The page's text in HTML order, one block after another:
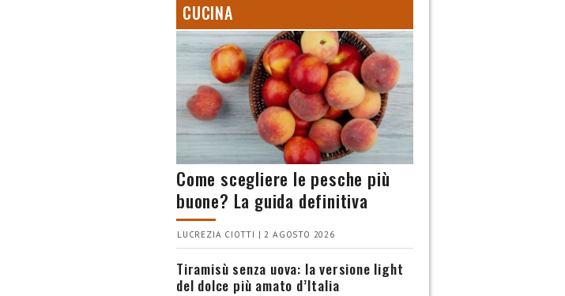
CUCINA
Come scegliere le pesche più
buone? La guida definitiva
LUCREZIA CIOTTI | 2 AGOSTO 2026
Tiramisù senza uova: la versione light
del dolce più amato d’Italia